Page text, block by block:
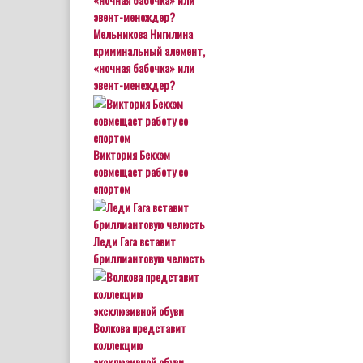
Мельникова Нигилина
криминальный элемент,
«ночная бабочка» или
эвент-менеждер?
Виктория Бекхэм
совмещает работу со
спортом
Леди Гага вставит
бриллиантовую челюсть
Волкова представит
коллекцию